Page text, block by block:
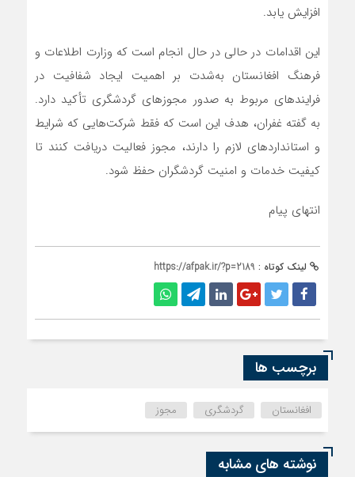
افزایش یابد.
این اقدامات در حالی در حال انجام است که وزارت اطلاعات و
فرهنگ افغانستان به‌شدت بر اهمیت ایجاد شفافیت در
فرایندهای مربوط به صدور مجوزهای گردشگری تأکید دارد.
به گفته غفران، هدف این است که فقط شرکت‌هایی که شرایط
و استانداردهای لازم را دارند، مجوز فعالیت دریافت کنند تا
کیفیت خدمات و امنیت گردشگران حفظ شود.
انتهای پیام
لینک کوتاه : https://afpak.ir/?p=2189
برچسب ها
افغانستان گردشگری مجوز
نوشته های مشابه